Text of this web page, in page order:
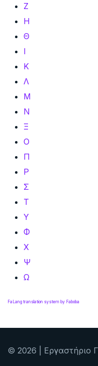
Ζ
Η
Θ
Ι
Κ
Λ
Μ
Ν
Ξ
Ο
Π
Ρ
Σ
Τ
Υ
Φ
Χ
Ψ
Ω
FaLang translation system by Faboba
© 2026 | Εργαστήριο